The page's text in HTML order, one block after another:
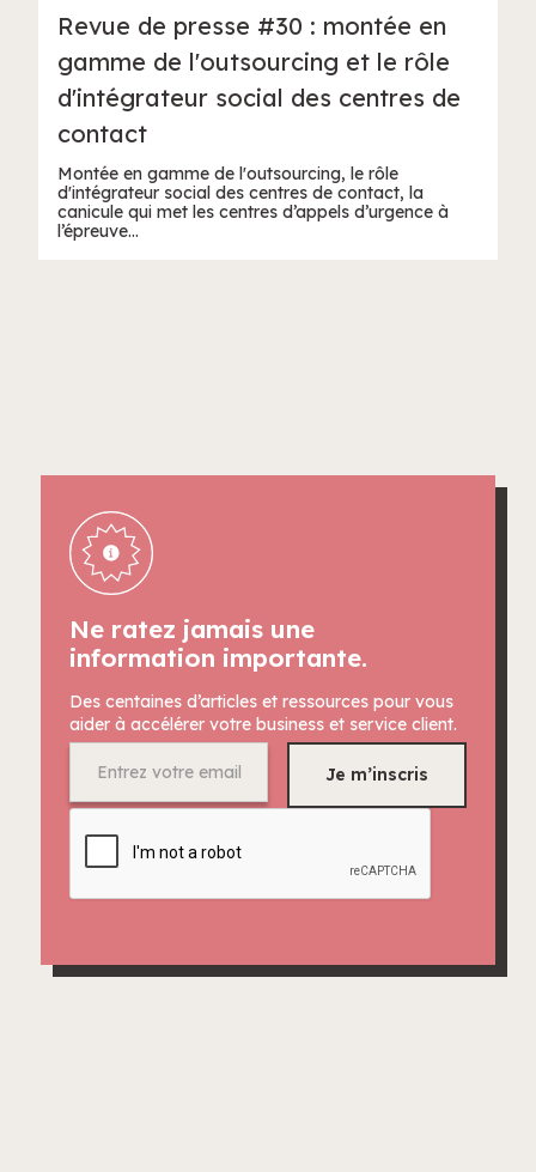
Revue de presse #30 : montée en
gamme de l'outsourcing et le rôle
d'intégrateur social des centres de
contact
Montée en gamme de l'outsourcing, le rôle
d'intégrateur social des centres de contact, la
canicule qui met les centres d’appels d’urgence à
l’épreuve…
Ne ratez jamais une
information importante.
Des centaines d’articles et ressources pour vous
aider à accélérer votre business et service client.